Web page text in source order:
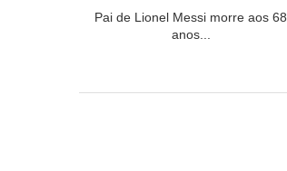
Pai de Lionel Messi morre aos 68
anos...